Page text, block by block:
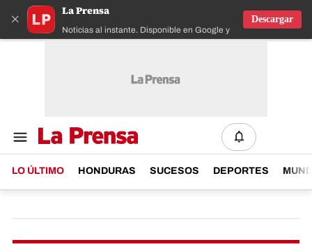
×
La Prensa
Noticias al instante. Disponible en Google y IOS
Descargar
LO ÚLTIMO HONDURAS SUCESOS DEPORTES